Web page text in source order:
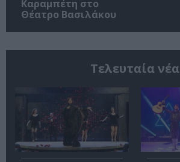
Καραμπέτη στο
Θέατρο Βασιλάκου
Τελευταία νέα